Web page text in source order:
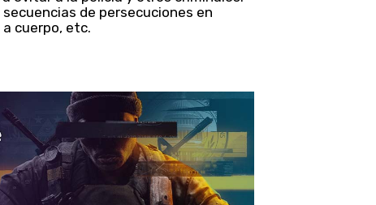
de persecuciones en
cuerpo, etc.